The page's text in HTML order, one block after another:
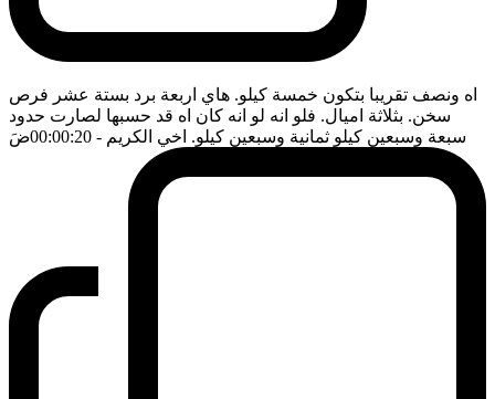
اه ونصف تقريبا بتكون خمسة كيلو. هاي اربعة برد بستة عشر فرص
سخن. بثلاثة اميال. فلو انه لو انه كان اه قد حسبها لصارت حدود
سبعة وسبعين كيلو ثمانية وسبعين كيلو. اخي الكريم - 00:00:20 ضَ